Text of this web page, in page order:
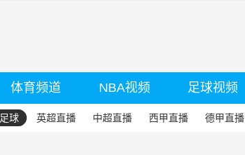
体育频道 NBA视频 足球视频
足球 英超直播 中超直播 西甲直播 德甲直播